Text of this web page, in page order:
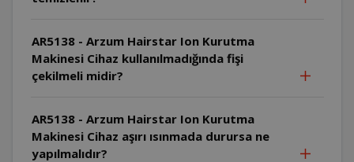
AR5138 - Arzum Hairstar Ion Kurutma
Makinesi Cihaz kullanılmadığında fişi
çekilmeli midir?
AR5138 - Arzum Hairstar Ion Kurutma
Makinesi Cihaz aşırı ısınmada durursa ne
yapılmalıdır?